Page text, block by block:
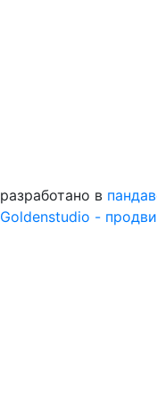
разработано в
Goldenstudio -